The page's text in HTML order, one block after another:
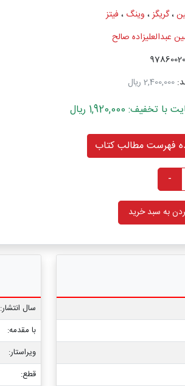
،گریگز، وینگ ، فیتز
عبدالعلیزاده صالح
2,400,000 ریال
1,920,000 ریال
فهرست مطالب کتاب
-
به سبد خرید
سال انتشار:
با مقدمه:
ویراستار:
قطع: